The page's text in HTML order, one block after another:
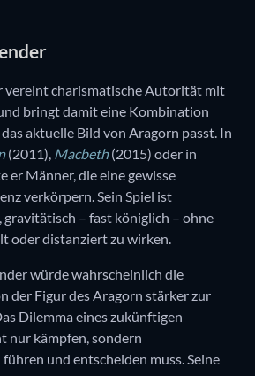
vereint charismatische Autorität mit
bringt damit eine Kombination
aktuelle Bild von Aragorn passt. In
(2011), Macbeth (2015) oder in
er Männer, die eine gewisse
verkörpern. Sein Spiel ist
– fast königlich – ohne
oder distanziert zu wirken.
würde wahrscheinlich die
der Figur des Aragorn stärker zur
Dilemma eines zukünftigen
nur kämpfen, sondern
und entscheiden muss. Seine